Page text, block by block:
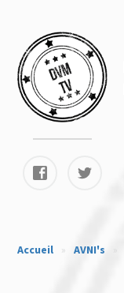
Accueil » AVNI's